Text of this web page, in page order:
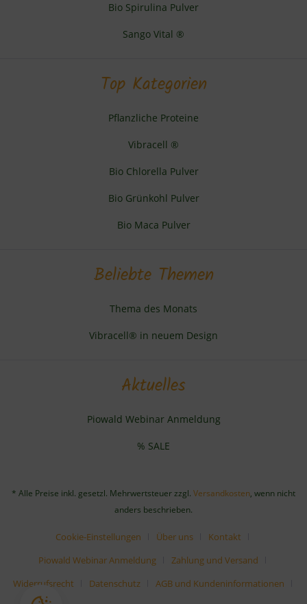
Bio Spirulina Pulver
Sango Vital ®
Top Kategorien
Pflanzliche Proteine
Vibracell ®
Bio Chlorella Pulver
Bio Grünkohl Pulver
Bio Maca Pulver
Beliebte Themen
Thema des Monats
Vibracell® in neuem Design
Aktuelles
Piowald Webinar Anmeldung
% SALE
* Alle Preise inkl. gesetzl. Mehrwertsteuer zzgl. Versandkosten, wenn nicht
anders beschrieben.
Cookie-Einstellungen Über uns
Kontakt
Piowald Webinar Anmeldung
Zahlung und Versand
Widerrufsrecht
Datenschutz
AGB und Kundeninformationen